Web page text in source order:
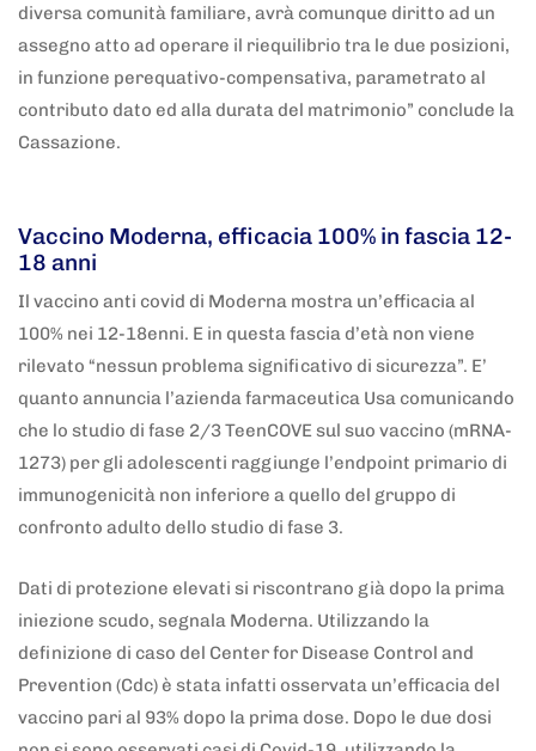
diversa comunità familiare, avrà comunque diritto ad un
assegno atto ad operare il riequilibrio tra le due posizioni,
in funzione perequativo-compensativa, parametrato al
contributo dato ed alla durata del matrimonio” conclude la
Cassazione.
Vaccino Moderna, efficacia 100% in fascia 12-
18 anni
Il vaccino anti covid di Moderna mostra un’efficacia al
100% nei 12-18enni. E in questa fascia d’età non viene
rilevato “nessun problema significativo di sicurezza”. E’
quanto annuncia l’azienda farmaceutica Usa comunicando
che lo studio di fase 2/3 TeenCOVE sul suo vaccino (mRNA-
1273) per gli adolescenti raggiunge l’endpoint primario di
immunogenicità non inferiore a quello del gruppo di
confronto adulto dello studio di fase 3.
Dati di protezione elevati si riscontrano già dopo la prima
iniezione scudo, segnala Moderna. Utilizzando la
definizione di caso del Center for Disease Control and
Prevention (Cdc) è stata infatti osservata un’efficacia del
vaccino pari al 93% dopo la prima dose. Dopo le due dosi